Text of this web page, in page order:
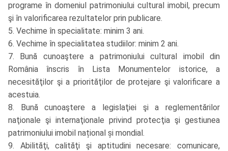
programe în domeniul patrimoniului cultural imobil, precum
şi în valorificarea rezultatelor prin publicare.
5. Vechime în specialitate: minim 3 ani.
6. Vechime în specialitatea studiilor: minim 2 ani.
7. Bună cunoaştere a patrimoniului cultural imobil din
România înscris în Lista Monumentelor istorice, a
necesităţilor şi a priorităţilor de protejare şi valorificare a
acestuia.
8. Bună cunoaştere a legislaţiei şi a reglementărilor
naţionale şi internaţionale privind protecţia şi gestiunea
patrimoniului imobil național și mondial.
9. Abilităţi, calităţi şi aptitudini necesare: comunicare,